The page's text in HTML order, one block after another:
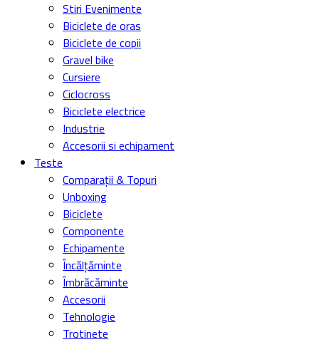
Stiri Evenimente
Biciclete de oras
Biciclete de copii
Gravel bike
Cursiere
Ciclocross
Biciclete electrice
Industrie
Accesorii si echipament
Teste
Comparații & Topuri
Unboxing
Biciclete
Componente
Echipamente
Încălțăminte
Îmbrăcăminte
Accesorii
Tehnologie
Trotinete